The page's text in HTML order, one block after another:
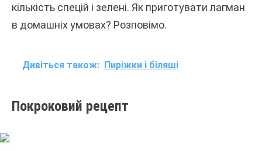
кількість спецій і зелені. Як приготувати лагман
в домашніх умовах? Розповімо.
Дивіться також: Пиріжки і біляші
Покроковий рецепт